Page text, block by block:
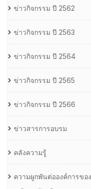
ข่าวกิจกรรม ปี 2562
ข่าวกิจกรรม ปี 2563
ข่าวกิจกรรม ปี 2564
ข่าวกิจกรรม ปี 2565
ข่าวกิจกรรม ปี 2566
ข่าวสารการอบรม
คลังความรู้
ความผูกพันต่อองค์การข